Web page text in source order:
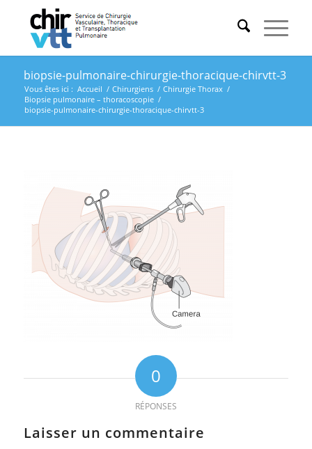
biopsie-pulmonaire-chirurgie-thoracique-chirvtt-3
Vous êtes ici : Accueil / Chirurgiens / Chirurgie Thorax /
Biopsie pulmonaire – thoracoscopie /
biopsie-pulmonaire-chirurgie-thoracique-chirvtt-3
0
RÉPONSES
Laisser un commentaire